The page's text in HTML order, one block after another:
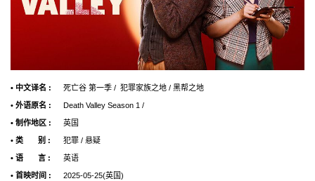
• 中文译名 : 死亡谷 第一季 / 犯罪家族之地 / 黑帮之地
• 外语原名 : Death Valley Season 1 /
• 制作地区 : 英国
• 类 别 : 犯罪 / 悬疑
• 语 言 : 英语
• 首映时间 : 2025-05-25(英国)